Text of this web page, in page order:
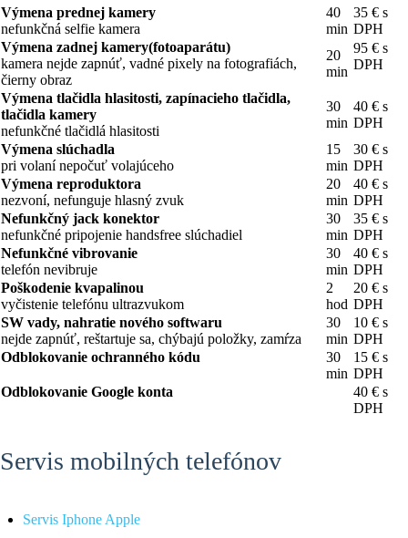
Výmena prednej kamery
nefunkčná selfie kamera
40
min
35 € s
DPH
Výmena zadnej kamery(fotoaparátu)
kamera nejde zapnúť, vadné pixely na fotografiách,
čierny obraz
20
min
95 € s
DPH
Výmena tlačidla hlasitosti, zapínacieho tlačidla,
tlačidla kamery
nefunkčné tlačidlá hlasitosti
30
min
40 € s
DPH
Výmena slúchadla
pri volaní nepočuť volajúceho
15
min
30 € s
DPH
Výmena reproduktora
nezvoní, nefunguje hlasný zvuk
20
min
40 € s
DPH
Nefunkčný jack konektor
nefunkčné pripojenie handsfree slúchadiel
30
min
35 € s
DPH
Nefunkčné vibrovanie
telefón nevibruje
30
min
40 € s
DPH
Poškodenie kvapalinou
vyčistenie telefónu ultrazvukom
2
hod
20 € s
DPH
SW vady, nahratie nového softwaru
nejde zapnúť, reštartuje sa, chýbajú položky, zamŕza
30
min
10 € s
DPH
Odblokovanie ochranného kódu
30
min
15 € s
DPH
Odblokovanie Google konta
40 € s
DPH
Servis mobilných telefónov
Servis Iphone Apple